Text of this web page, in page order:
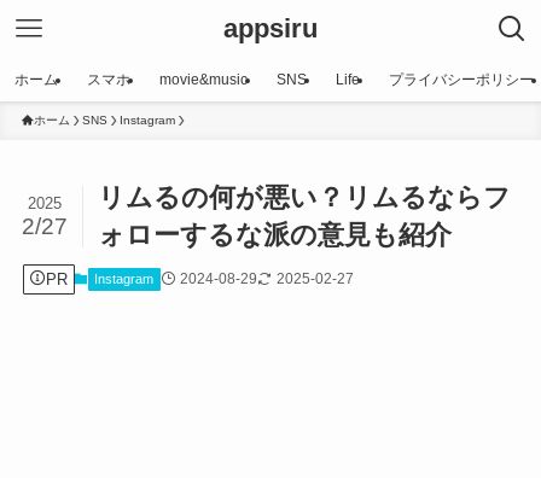
appsiru
ホーム スマホ movie&music SNS Life プライバシーポリシー
ホーム SNS Instagram
リムるの何が悪い？リムるならフ
ォローするな派の意見も紹介
2025
2/27
PR Instagram 2024-08-29 2025-02-27